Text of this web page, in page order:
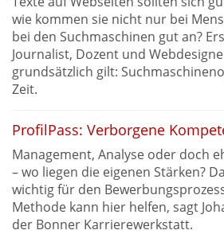
wie kommen sie nicht nur bei
bei den Suchmaschinen gut an?
Journalist, Dozent und
grundsätzlich gilt:
Zeit.
ProfilPass: Verborgene
Management, Analyse oder doch
– wo liegen die eigenen Stärken?
wichtig für den
Methode kann hier helfen, sagt
der Bonner Karrierewerkstatt.